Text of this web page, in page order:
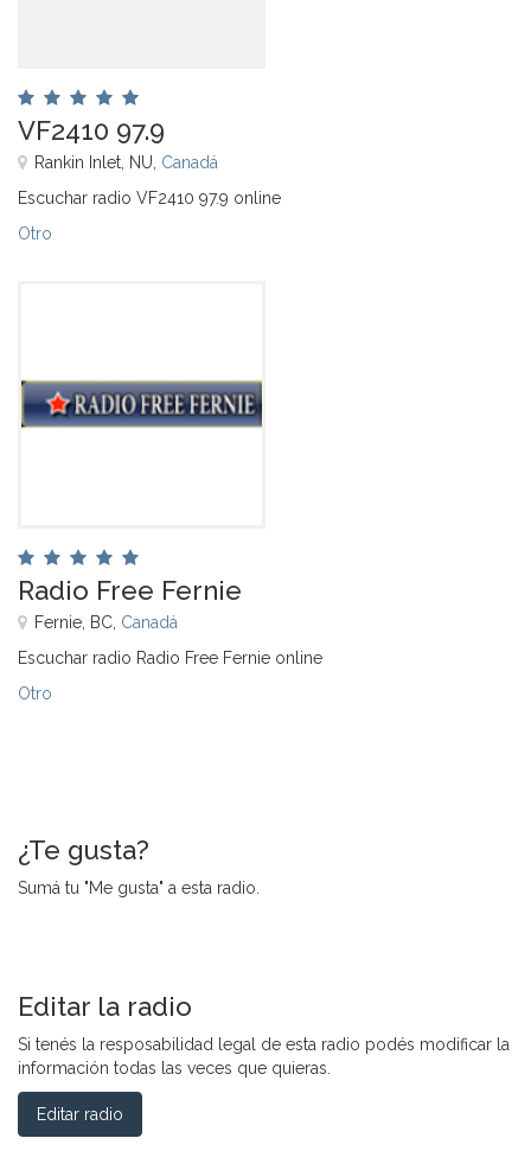
VF2410 97.9
Rankin Inlet, NU, Canadá
Escuchar radio VF2410 97.9 online
Otro
Radio Free Fernie
Fernie, BC, Canadá
Escuchar radio Radio Free Fernie online
Otro
¿Te gusta?
Sumá tu "Me gusta" a esta radio.
Editar la radio
Si tenés la resposabilidad legal de esta radio podés modificar la
información todas las veces que quieras.
Editar radio